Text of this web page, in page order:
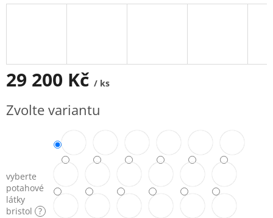
29 200 Kč / ks
cena:
Zvolte variantu
vyberte
potahové
látky
bristol ?